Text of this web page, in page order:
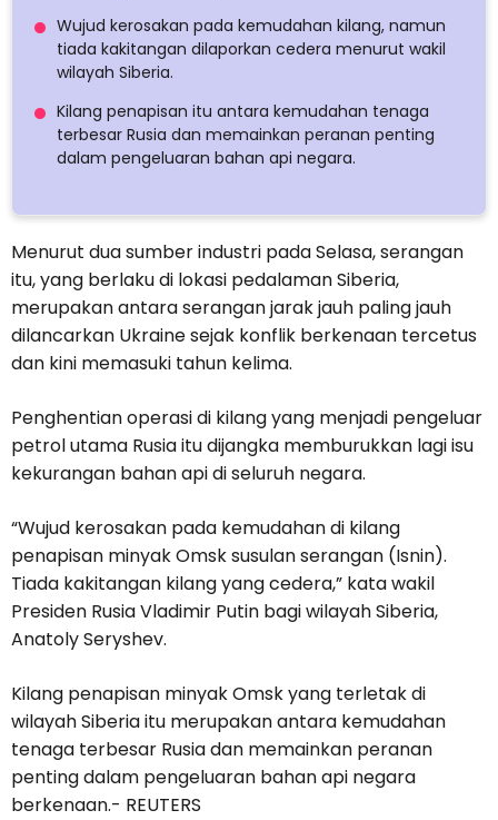
Wujud kerosakan pada kemudahan kilang, namun
tiada kakitangan dilaporkan cedera menurut wakil
wilayah Siberia.
Kilang penapisan itu antara kemudahan tenaga
terbesar Rusia dan memainkan peranan penting
dalam pengeluaran bahan api negara.
Menurut dua sumber industri pada Selasa, serangan
itu, yang berlaku di lokasi pedalaman Siberia,
merupakan antara serangan jarak jauh paling jauh
dilancarkan Ukraine sejak konflik berkenaan tercetus
dan kini memasuki tahun kelima.
Penghentian operasi di kilang yang menjadi pengeluar
petrol utama Rusia itu dijangka memburukkan lagi isu
kekurangan bahan api di seluruh negara.
“Wujud kerosakan pada kemudahan di kilang
penapisan minyak Omsk susulan serangan (Isnin).
Tiada kakitangan kilang yang cedera,” kata wakil
Presiden Rusia Vladimir Putin bagi wilayah Siberia,
Anatoly Seryshev.
Kilang penapisan minyak Omsk yang terletak di
wilayah Siberia itu merupakan antara kemudahan
tenaga terbesar Rusia dan memainkan peranan
penting dalam pengeluaran bahan api negara
berkenaan.- REUTERS